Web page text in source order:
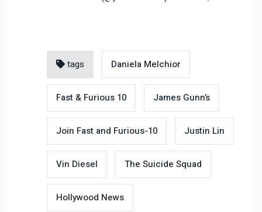
tags Daniela Melchior
Fast & Furious 10 James Gunn’s
Join Fast and Furious-10 Justin Lin
Vin Diesel The Suicide Squad
Hollywood News